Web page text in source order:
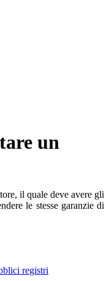
un
il quale deve avere gli
le stesse garanzie di
registri